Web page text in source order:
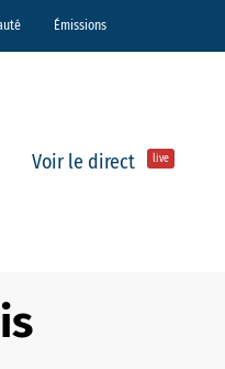
Émissions
Voir le direct live